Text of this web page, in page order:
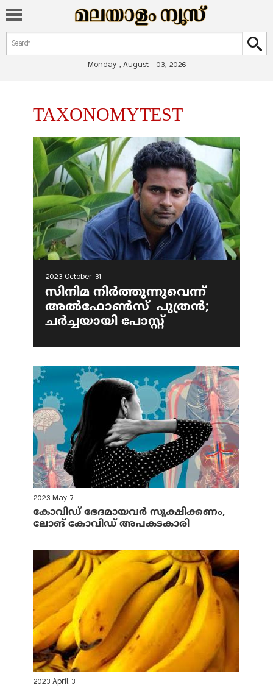
Search form
Search
Monday , August 03, 2026
You are here
TAXONOMYTEST
2023 October 31
സിനിമ നിര്‍ത്തുന്നുവെന്ന്
അല്‍ഫോണ്‍സ് പുത്രന്‍;
ചര്‍ച്ചയായി പോസ്റ്റ്
2023 May 7
കോവിഡ് ഭേദമായവര്‍ സൂക്ഷിക്കണം,
ലോങ് കോവിഡ് അപകടകാരി
2023 April 3